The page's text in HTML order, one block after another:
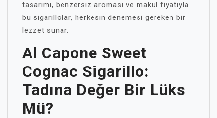
tasarımı, benzersiz aroması ve makul fiyatıyla
bu sigarillolar, herkesin denemesi gereken bir
lezzet sunar.
Al Capone Sweet
Cognac Sigarillo:
Tadına Değer Bir Lüks
Mü?